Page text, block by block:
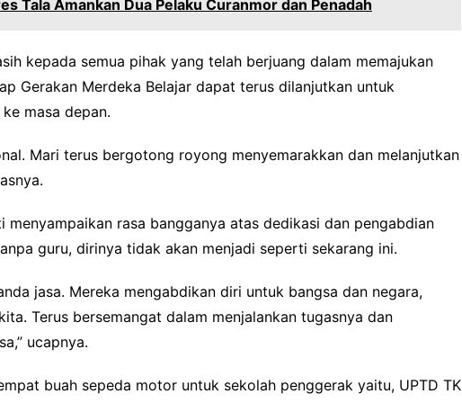
Tala Amankan Dua Pelaku Curanmor dan Penadah
kepada semua pihak yang telah berjuang dalam memajukan
Gerakan Merdeka Belajar dapat terus dilanjutkan untuk
masa depan.
Mari terus bergotong royong menyemarakkan dan melanjutkan
menyampaikan rasa bangganya atas dedikasi dan pengabdian
guru, dirinya tidak akan menjadi seperti sekarang ini.
jasa. Mereka mengabdikan diri untuk bangsa dan negara,
Terus bersemangat dalam menjalankan tugasnya dan
ucapnya.
buah sepeda motor untuk sekolah penggerak yaitu, UPTD TK